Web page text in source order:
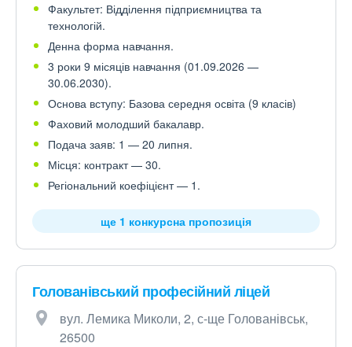
Факультет: Відділення підприємництва та
технологій.
Денна форма навчання.
3 роки 9 місяців навчання (01.09.2026 —
30.06.2030).
Основа вступу: Базова середня освіта (9 класів)
Фаховий молодший бакалавр.
Подача заяв: 1 — 20 липня.
Місця: контракт — 30.
Регіональний коефіцієнт — 1.
ще 1 конкурсна пропозиція
Голованівський професійний ліцей
вул. Лемика Миколи, 2, с-ще Голованівськ,
26500